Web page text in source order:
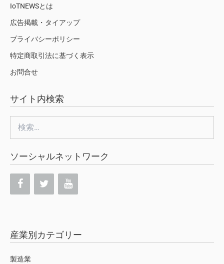
IoTNEWSとは
広告掲載・タイアップ
プライバシーポリシー
特定商取引法に基づく表示
お問合せ
サイト内検索
索:
ソーシャルネットワーク
産業別カテゴリー
製造業